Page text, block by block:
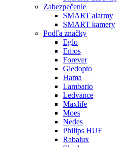
Zabezpečenie
SMART alarmy
SMART kamery
Podľa značky
Eglo
Emos
Forever
Gledopto
Hama
Lambario
Ledvance
Maxlife
Moes
Nedes
Philips HUE
Rabalux